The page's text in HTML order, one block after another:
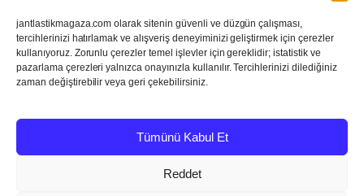
jantlastikmagaza.com olarak sitenin güvenli ve düzgün çalışması,
tercihlerinizi hatırlamak ve alışveriş deneyiminizi geliştirmek için çerezler
kullanıyoruz. Zorunlu çerezler temel işlevler için gereklidir; istatistik ve
pazarlama çerezleri yalnızca onayınızla kullanılır. Tercihlerinizi dilediğiniz
zaman değiştirebilir veya geri çekebilirsiniz.
Tümünü Kabul Et
Reddet